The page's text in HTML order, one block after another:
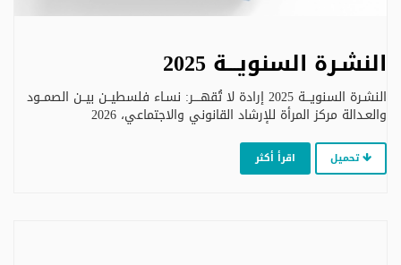
النشـرة السنويـــة 2025
النشـرة السنويـــة 2025 إرادة لا تُقهــــر: نسـاء فلسطيــن بيــن الصمــود
والعـدالة مركز المرأة للإرشاد القانوني والاجتماعي، 2026
تحميل اقرأ أكثر